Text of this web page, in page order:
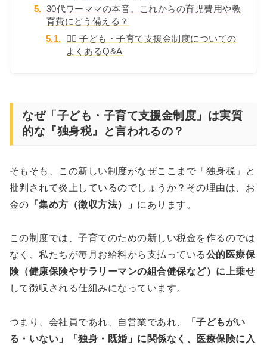
5. 30代ワーママの本音。これからの育児費用や教
育費にどう備える？
5.1. 🙋‍♀️ 子ども・子育て支援金制度についての
よくあるQ&A
なぜ「子ども・子育て支援金制度」は実質
的な『独身税』と言われるの？
そもそも、この新しい制度がなぜここまで「独身税」と
批判されて炎上しているのでしょうか？その理由は、お
金の 「集め方（徴収方法）」 にあります。
この制度では、子育てのための新しい税金を作るのでは
なく、私たちが毎月お給料から支払っている公的医療保
険（健康保険やサラリーマンの組合健保など）に上乗せ
して徴収される仕組みになっています。
つまり、会社員であれ、自営業であれ、
「子どもがい
る・いない」「独身・既婚」に関係なく、医療保険に入